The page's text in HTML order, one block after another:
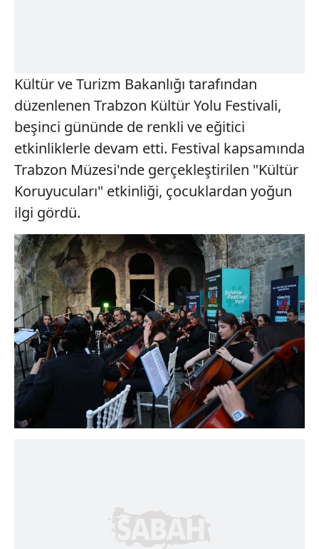
Kültür ve Turizm Bakanlığı tarafından
düzenlenen Trabzon Kültür Yolu Festivali,
beşinci gününde de renkli ve eğitici
etkinliklerle devam etti. Festival kapsamında
Trabzon Müzesi'nde gerçekleştirilen "Kültür
Koruyucuları" etkinliği, çocuklardan yoğun
ilgi gördü.